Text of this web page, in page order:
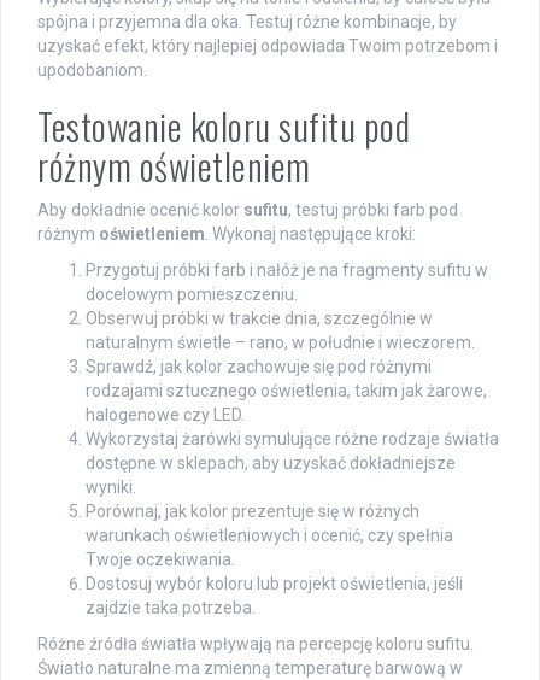
spójna i przyjemna dla oka. Testuj różne kombinacje, by
uzyskać efekt, który najlepiej odpowiada Twoim potrzebom i
upodobaniom.
Testowanie koloru sufitu pod
różnym oświetleniem
Aby dokładnie ocenić kolor sufitu, testuj próbki farb pod
różnym oświetleniem . Wykonaj następujące kroki:
Przygotuj próbki farb i nałóż je na fragmenty sufitu w
docelowym pomieszczeniu.
Obserwuj próbki w trakcie dnia, szczególnie w
naturalnym świetle – rano, w południe i wieczorem.
Sprawdź, jak kolor zachowuje się pod różnymi
rodzajami sztucznego oświetlenia, takim jak żarowe,
halogenowe czy LED.
Wykorzystaj żarówki symulujące różne rodzaje światła
dostępne w sklepach, aby uzyskać dokładniejsze
wyniki.
Porównaj, jak kolor prezentuje się w różnych
warunkach oświetleniowych i ocenić, czy spełnia
Twoje oczekiwania.
Dostosuj wybór koloru lub projekt oświetlenia, jeśli
zajdzie taka potrzeba.
Różne źródła światła wpływają na percepcję koloru sufitu.
Światło naturalne ma zmienną temperaturę barwową w